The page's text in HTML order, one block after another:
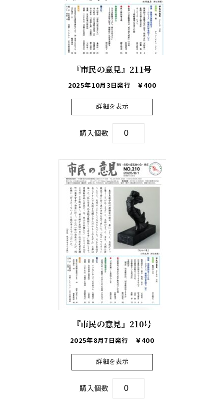
『市民の意見』211号
2025年10月3日発行 ￥400
詳細を表示
購入個数
『市民の意見』210号
2025年8月7日発行 ￥400
詳細を表示
購入個数